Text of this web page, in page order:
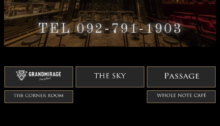
TEL 092-791-1903